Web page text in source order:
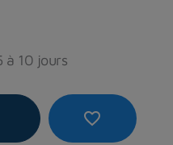
à 10 jours
favorite_border